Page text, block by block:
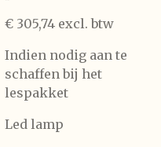
€ 305,74 excl. btw
Indien nodig aan te
schaffen bij het
lespakket
Led lamp